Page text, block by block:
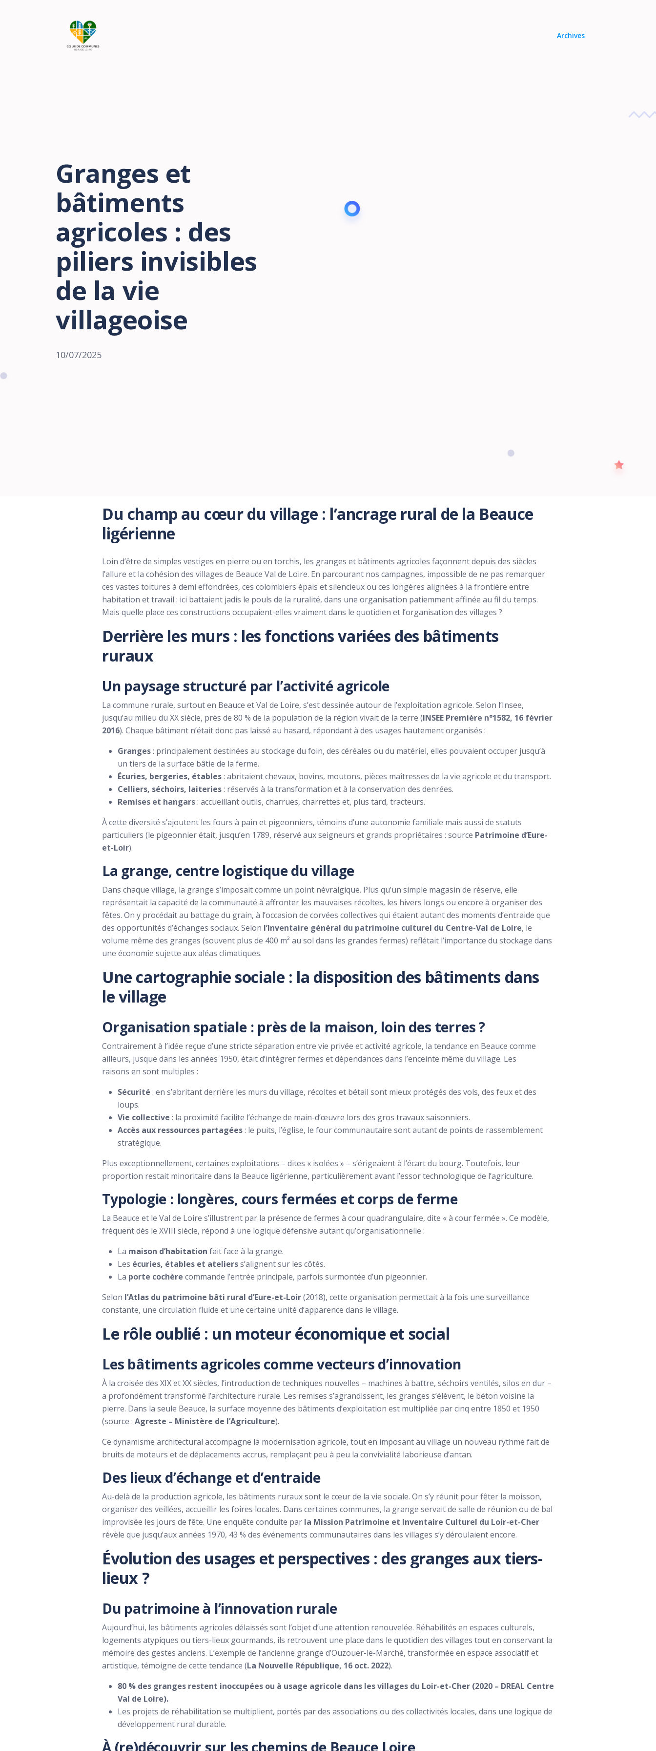
Archives
Granges et
bâtiments
agricoles : des
piliers invisibles
de la vie
villageoise
10/07/2025
Du champ au cœur du village : l’ancrage rural de la Beauce
ligérienne
Loin d’être de simples vestiges en pierre ou en torchis, les granges et bâtiments agricoles façonnent depuis des siècles
l’allure et la cohésion des villages de Beauce Val de Loire. En parcourant nos campagnes, impossible de ne pas remarquer
ces vastes toitures à demi effondrées, ces colombiers épais et silencieux ou ces longères alignées à la frontière entre
habitation et travail : ici battaient jadis le pouls de la ruralité, dans une organisation patiemment affinée au fil du temps.
Mais quelle place ces constructions occupaient-elles vraiment dans le quotidien et l’organisation des villages ?
Derrière les murs : les fonctions variées des bâtiments
ruraux
Un paysage structuré par l’activité agricole
La commune rurale, surtout en Beauce et Val de Loire, s’est dessinée autour de l’exploitation agricole. Selon l’Insee,
jusqu’au milieu du XX siècle, près de 80 % de la population de la région vivait de la terre (INSEE Première n°1582, 16 février
2016). Chaque bâtiment n’était donc pas laissé au hasard, répondant à des usages hautement organisés :
Granges: principalement destinées au stockage du foin, des céréales ou du matériel, elles pouvaient occuper jusqu’à
un tiers de la surface bâtie de la ferme.
Écuries, bergeries, étables: abritaient chevaux, bovins, moutons, pièces maîtresses de la vie agricole et du transport.
Celliers, séchoirs, laiteries: réservés à la transformation et à la conservation des denrées.
Remises et hangars: accueillant outils, charrues, charrettes et, plus tard, tracteurs.
À cette diversité s’ajoutent les fours à pain et pigeonniers, témoins d’une autonomie familiale mais aussi de statuts
particuliers (le pigeonnier était, jusqu’en 1789, réservé aux seigneurs et grands propriétaires : source Patrimoine d’Eure-
et-Loir).
La grange, centre logistique du village
Dans chaque village, la grange s’imposait comme un point névralgique. Plus qu’un simple magasin de réserve, elle
représentait la capacité de la communauté à affronter les mauvaises récoltes, les hivers longs ou encore à organiser des
fêtes. On y procédait au battage du grain, à l’occasion de corvées collectives qui étaient autant des moments d’entraide que
des opportunités d’échanges sociaux. Selon l’Inventaire général du patrimoine culturel du Centre-Val de Loire, le
volume même des granges (souvent plus de 400 m² au sol dans les grandes fermes) reflétait l’importance du stockage dans
une économie sujette aux aléas climatiques.
Une cartographie sociale : la disposition des bâtiments dans
le village
Organisation spatiale : près de la maison, loin des terres ?
Contrairement à l’idée reçue d’une stricte séparation entre vie privée et activité agricole, la tendance en Beauce comme
ailleurs, jusque dans les années 1950, était d’intégrer fermes et dépendances dans l’enceinte même du village. Les
raisons en sont multiples :
Sécurité : en s’abritant derrière les murs du village, récoltes et bétail sont mieux protégés des vols, des feux et des
loups.
Vie collective : la proximité facilite l’échange de main-d’œuvre lors des gros travaux saisonniers.
Accès aux ressources partagées: le puits, l’église, le four communautaire sont autant de points de rassemblement
stratégique.
Plus exceptionnellement, certaines exploitations – dites « isolées » – s’érigeaient à l’écart du bourg. Toutefois, leur
proportion restait minoritaire dans la Beauce ligérienne, particulièrement avant l’essor technologique de l’agriculture.
Typologie : longères, cours fermées et corps de ferme
La Beauce et le Val de Loire s’illustrent par la présence de fermes à cour quadrangulaire, dite « à cour fermée ». Ce modèle,
fréquent dès le XVIII siècle, répond à une logique défensive autant qu’organisationnelle :
La maison d’habitation fait face à la grange.
Les écuries, étables et atelierss’alignent sur les côtés.
La porte cochère commande l’entrée principale, parfois surmontée d’un pigeonnier.
Selon l’Atlas du patrimoine bâti rural d’Eure-et-Loir(2018), cette organisation permettait à la fois une surveillance
constante, une circulation fluide et une certaine unité d’apparence dans le village.
Le rôle oublié : un moteur économique et social
Les bâtiments agricoles comme vecteurs d’innovation
À la croisée des XIX et XX siècles, l’introduction de techniques nouvelles – machines à battre, séchoirs ventilés, silos en dur –
a profondément transformé l’architecture rurale. Les remises s’agrandissent, les granges s’élèvent, le béton voisine la
pierre. Dans la seule Beauce, la surface moyenne des bâtiments d’exploitation est multipliée par cinq entre 1850 et 1950
(source : Agreste – Ministère de l’Agriculture).
Ce dynamisme architectural accompagne la modernisation agricole, tout en imposant au village un nouveau rythme fait de
bruits de moteurs et de déplacements accrus, remplaçant peu à peu la convivialité laborieuse d’antan.
Des lieux d’échange et d’entraide
Au-delà de la production agricole, les bâtiments ruraux sont le cœur de la vie sociale. On s’y réunit pour fêter la moisson,
organiser des veillées, accueillir les foires locales. Dans certaines communes, la grange servait de salle de réunion ou de bal
improvisée les jours de fête. Une enquête conduite par la Mission Patrimoine et Inventaire Culturel du Loir-et-Cher
révèle que jusqu’aux années 1970, 43 % des événements communautaires dans les villages s’y déroulaient encore.
Évolution des usages et perspectives : des granges aux tiers-
lieux ?
Du patrimoine à l’innovation rurale
Aujourd’hui, les bâtiments agricoles délaissés sont l’objet d’une attention renouvelée. Réhabilités en espaces culturels,
logements atypiques ou tiers-lieux gourmands, ils retrouvent une place dans le quotidien des villages tout en conservant la
mémoire des gestes anciens. L’exemple de l’ancienne grange d’Ouzouer-le-Marché, transformée en espace associatif et
artistique, témoigne de cette tendance (La Nouvelle République, 16 oct. 2022).
80 % des granges restent inoccupées ou à usage agricole dans les villages du Loir-et-Cher (2020 – DREAL Centre
Val de Loire).
Les projets de réhabilitation se multiplient, portés par des associations ou des collectivités locales, dans une logique de
développement rural durable.
À (re)découvrir sur les chemins de Beauce Loire